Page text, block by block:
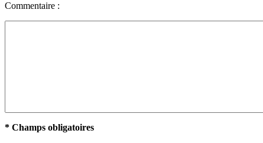
Commentaire :
* Champs obligatoires